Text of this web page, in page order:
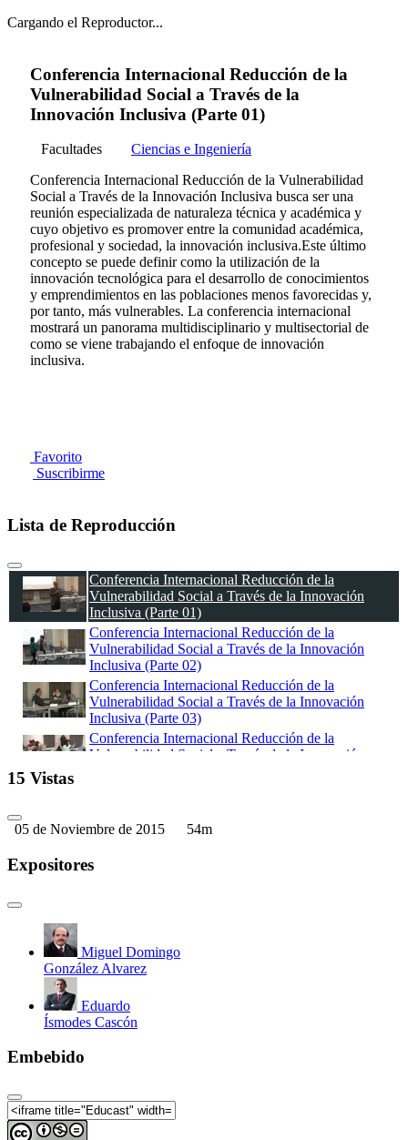
Cargando el Reproductor...
Conferencia Internacional Reducción de la
Vulnerabilidad Social a Través de la
Innovación Inclusiva (Parte 01)
Facultades
Ciencias e Ingeniería
Conferencia Internacional Reducción de la Vulnerabilidad
Social a Través de la Innovación Inclusiva busca ser una
reunión especializada de naturaleza técnica y académica y
cuyo objetivo es promover entre la comunidad académica,
profesional y sociedad, la innovación inclusiva.Este último
concepto se puede definir como la utilización de la
innovación tecnológica para el desarrollo de conocimientos
y emprendimientos en las poblaciones menos favorecidas y,
por tanto, más vulnerables. La conferencia internacional
mostrará un panorama multidisciplinario y multisectorial de
como se viene trabajando el enfoque de innovación
inclusiva.
Favorito
Suscribirme
Lista de Reproducción
Conferencia Internacional Reducción de la
Vulnerabilidad Social a Través de la Innovación
Inclusiva (Parte 01)
Conferencia Internacional Reducción de la
Vulnerabilidad Social a Través de la Innovación
Inclusiva (Parte 02)
Conferencia Internacional Reducción de la
Vulnerabilidad Social a Través de la Innovación
Inclusiva (Parte 03)
Conferencia Internacional Reducción de la
Vulnerabilidad Social a Través de la Innovación
15 Vistas
05 de Noviembre de 2015 54m
Expositores
Miguel Domingo
González Alvarez
Eduardo
Ísmodes Cascón
Embebido